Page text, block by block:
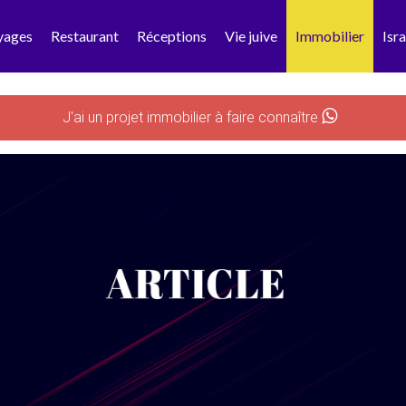
Restaurant Réceptions Vie juive Immobilier
J'ai un projet immobilier à faire connaître